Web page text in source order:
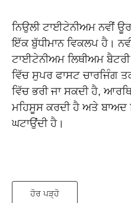
ਨਿਉਲੀ ਟਾਈਟੇਨੀਅਮ ਨਵੀਂ
ਇੱਕ ਬੁੱਧੀਮਾਨ ਵਿਕਲਪ ਹੈ।
ਟਾਈਟੇਨੀਅਮ ਲਿਥੀਅਮ
ਵਿੱਚ ਸੁਪਰ ਫਾਸਟ ਚਾਰਜਿੰਗ
ਵਿੱਚ ਭਰੀ ਜਾ ਸਕਦੀ ਹੈ,
ਮਹਿਸੂਸ ਕਰਦੀ ਹੈ ਅਤੇ
ਘਟਾਉਂਦੀ ਹੈ।
ਹੋਰ ਪੜ੍ਹੋ